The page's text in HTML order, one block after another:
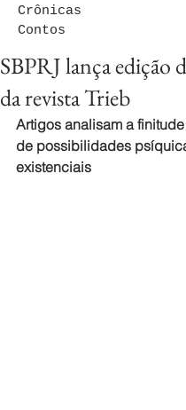
Crônicas
Contos
SBPRJ lança edição
da revista Trieb
Artigos analisam a
de possibilidades
existenciais